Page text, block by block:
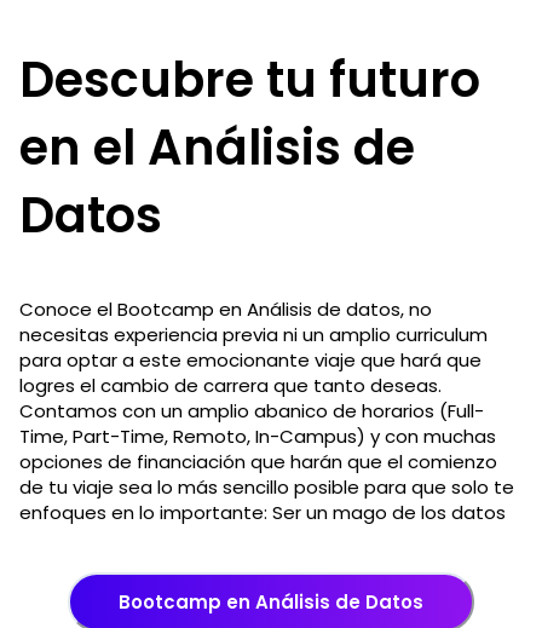
Descubre tu futuro
en el Análisis de
Datos
Conoce el Bootcamp en Análisis de datos, no
necesitas experiencia previa ni un amplio curriculum
para optar a este emocionante viaje que hará que
logres el cambio de carrera que tanto deseas.
Contamos con un amplio abanico de horarios (Full-
Time, Part-Time, Remoto, In-Campus) y con muchas
opciones de financiación que harán que el comienzo
de tu viaje sea lo más sencillo posible para que solo te
enfoques en lo importante: Ser un mago de los datos
Bootcamp en Análisis de Datos